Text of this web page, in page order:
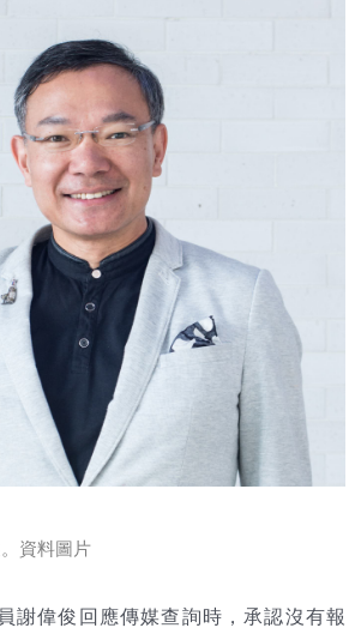
資料圖片
謝偉俊回應傳媒查詢時，承認沒有報